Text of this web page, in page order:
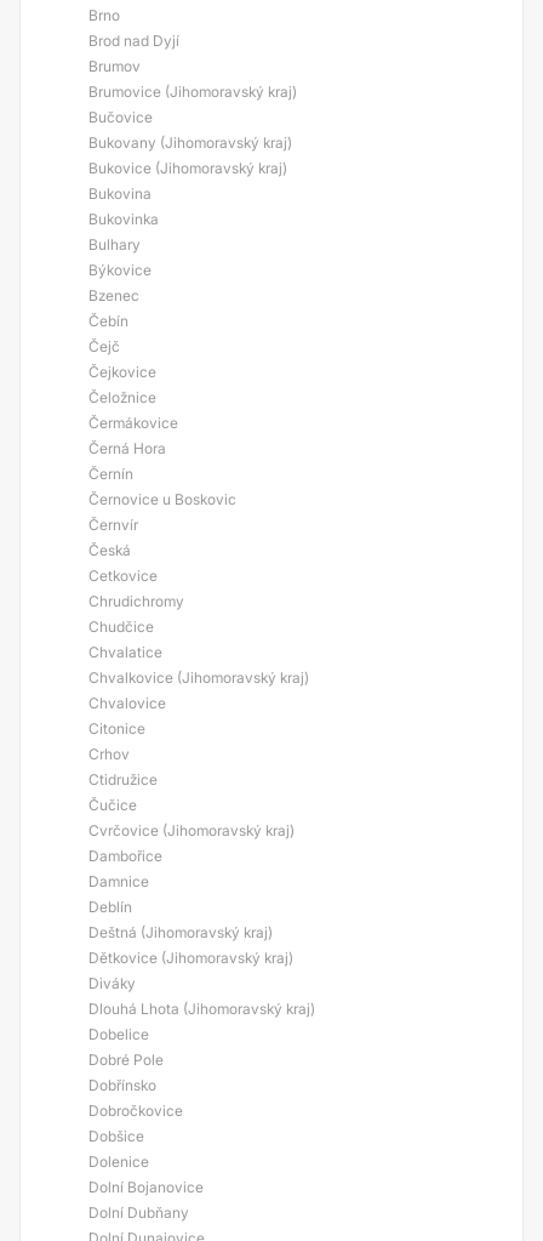
Brno
Brod nad Dyjí
Brumov
Brumovice (Jihomoravský kraj)
Bučovice
Bukovany (Jihomoravský kraj)
Bukovice (Jihomoravský kraj)
Bukovina
Bukovinka
Bulhary
Býkovice
Bzenec
Čebín
Čejč
Čejkovice
Čeložnice
Čermákovice
Černá Hora
Černín
Černovice u Boskovic
Černvír
Česká
Cetkovice
Chrudichromy
Chudčice
Chvalatice
Chvalkovice (Jihomoravský kraj)
Chvalovice
Citonice
Crhov
Ctidružice
Čučice
Cvrčovice (Jihomoravský kraj)
Dambořice
Damnice
Deblín
Deštná (Jihomoravský kraj)
Dětkovice (Jihomoravský kraj)
Diváky
Dlouhá Lhota (Jihomoravský kraj)
Dobelice
Dobré Pole
Dobřínsko
Dobročkovice
Dobšice
Dolenice
Dolní Bojanovice
Dolní Dubňany